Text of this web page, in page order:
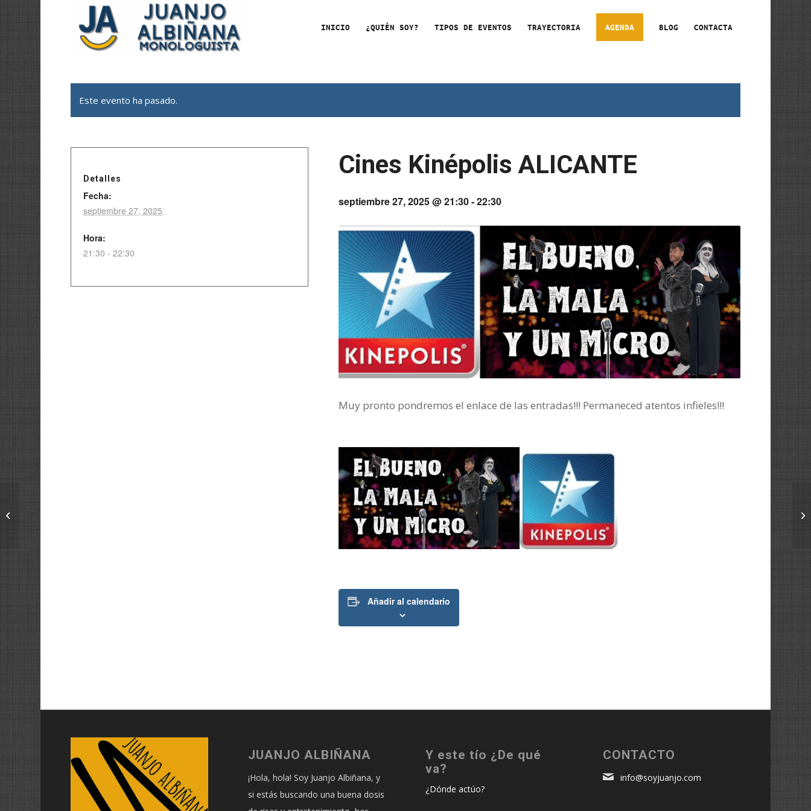
INICIO ¿QUIÉN SOY? TIPOS DE EVENTOS TRAYECTORIA AGENDA BLOG CONTACTA
Este evento ha pasado.
Cines Kinépolis ALICANTE
septiembre 27, 2025 @ 21:30-22:30
Muy pronto pondremos el enlace de las entradas!!! Permaneced atentos infieles!!!
Añadir al calendario
Detalles
Fecha:
septiembre 27, 2025
Hora:
21:30 - 22:30
JUANJO ALBIÑANA
¡Hola, hola! Soy Juanjo Albiñana, y
si estás buscando una buena dosis
Y este tío ¿De qué
va?
¿Dónde actúo?
CONTACTO
info@soyjuanjo.com